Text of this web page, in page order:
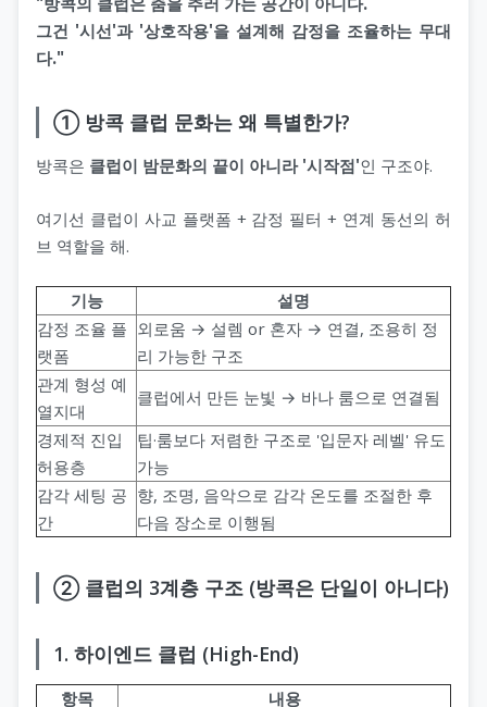
그건 '시선'과 '상호작용'을 설계해 감정을 조율하는 무대
다."
① 방콕 클럽 문화는 왜 특별한가?
방콕은 클럽이 밤문화의 끝이 아니라 '시작점'인 구조야.
여기선 클럽이 사교 플랫폼 + 감정 필터 + 연계 동선의 허
브 역할을 해.
기능
설명
감정 조율 플
랫폼
외로움 → 설렘 or 혼자 → 연결, 조용히 정
리 가능한 구조
관계 형성 예
열지대
클럽에서 만든 눈빛 → 바나 룸으로 연결됨
경제적 진입
허용층
팁·룸보다 저렴한 구조로 '입문자 레벨' 유도
가능
감각 세팅 공
간
향, 조명, 음악으로 감각 온도를 조절한 후
다음 장소로 이행됨
② 클럽의 3계층 구조 (방콕은 단일이 아니다)
1. 하이엔드 클럽 (High-End)
항목
내용